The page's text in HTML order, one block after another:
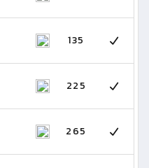
135
225
265